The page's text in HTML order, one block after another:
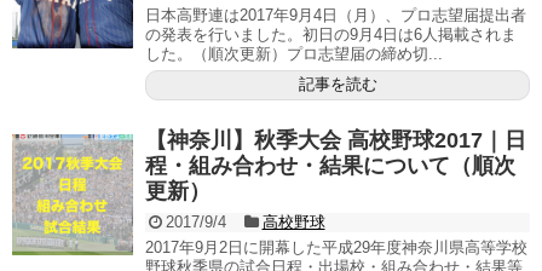
日本高野連は2017年9月4日（月）、プロ志望届提出者
の発表を行いました。初日の9月4日は6人掲載されま
した。（順次更新）プロ志望届の締め切...
記事を読む
【神奈川】秋季大会 高校野球2017｜日
程・組み合わせ・結果について（順次
更新）
2017/9/4
高校野球
2017年9月2日に開幕した平成29年度神奈川県高等学校
野球秋季県の試合日程・出場校・組み合わせ・結果等